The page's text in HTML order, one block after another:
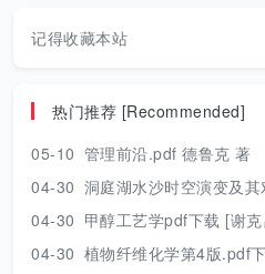
记得收藏本站
热门推荐 [Recommended]
05-10 管理前沿.pdf 德鲁克 著
04-30 洞庭湖水沙时空演变及其对水资源
04-30 甲醇工艺学pdf下载 [谢
04-30 植物纤维化学第4版.pdf